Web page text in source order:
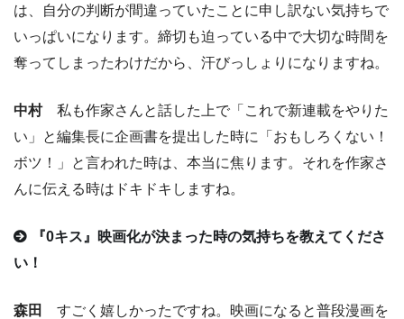
は、自分の判断が間違っていたことに申し訳ない気持ちで
いっぱいになります。締切も迫っている中で大切な時間を
奪ってしまったわけだから、汗びっしょりになりますね。
中村私も作家さんと話した上で「これで新連載をやりた
い」と編集長に企画書を提出した時に「おもしろくない！
ボツ！」と言われた時は、本当に焦ります。それを作家さ
んに伝える時はドキドキしますね。
『0キス』映画化が決まった時の気持ちを教えてくださ
い！
森田
すごく嬉しかったですね。映画になると普段漫画を